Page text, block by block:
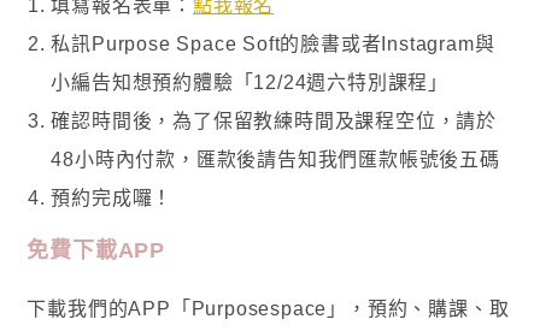
填寫報名表單：點我報名
私訊Purpose Space Soft的臉書或者Instagram與
小編告知想預約體驗「12/24週六特別課程」
確認時間後，為了保留教練時間及課程空位，請於
48小時內付款，匯款後請告知我們匯款帳號後五碼
預約完成囉！
免費下載APP
下載我們的APP「Purposespace」，預約、購課、取